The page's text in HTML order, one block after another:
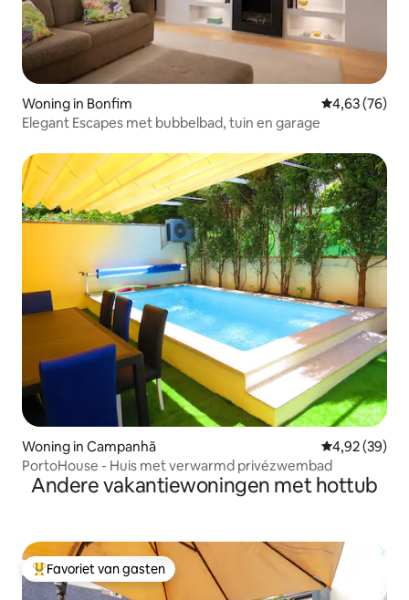
Woning in Bonfim Gemiddelde
4,63 (76)
Elegant Escapes met bubbelbad, tuin en garage
Woning in Campanhã Gemiddelde
4,92 (39)
PortoHouse - Huis met verwarmd privézwembad
Andere vakantiewoningen met hottub
Topfavoriet van gasten
Favoriet van gasten